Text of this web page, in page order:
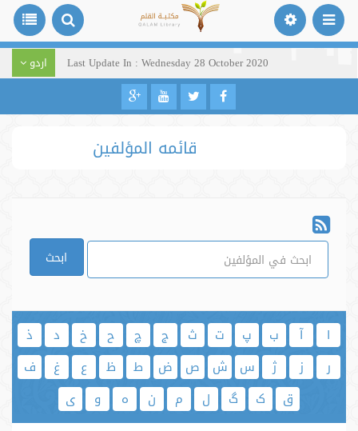
Last Update In : Wednesday 28 October 2020 اردو
قائمه المؤلفين
ابحث
ا آ ب پ ت ث ج چ ح خ د
ذ
ر
ز ژ س ش ص ض ط ظ ع غ
ف
ق
ک گ ل م ن ه و ی